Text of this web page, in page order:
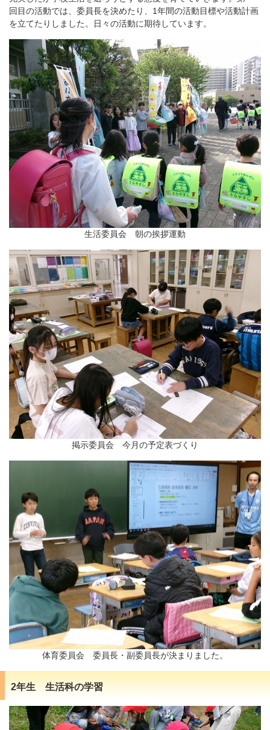
回目の活動では、委員長を決めたり、1年間の活動目標や活動計画
を立てたりしました。日々の活動に期待しています。
生活委員会 朝の挨拶運動
掲示委員会 今月の予定表づくり
体育委員会 委員長・副委員長が決まりました。
2年生 生活科の学習